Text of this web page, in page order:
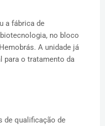
a fábrica de
no bloco
A unidade já
para o tratamento da
de qualificação de